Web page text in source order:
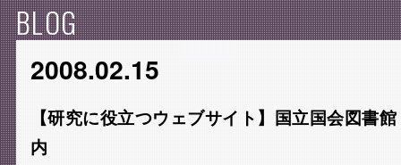
BLOG
2008.02.15
【研究に役立つウェブサイト】国立国会図書
内